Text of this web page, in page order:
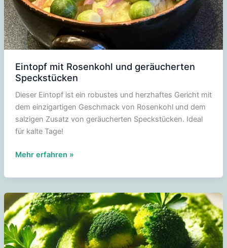
Eintopf mit Rosenkohl und geräucherten
Speckstücken
Dieser Eintopf ist ein robustes und herzhaftes Gericht mit
dem einzigartigen Geschmack von Rosenkohl und dem
salzigen Zusatz von geräucherten Speckstücken. Ideal
für kalte Tage!
Eintopf
Rosenkohl
und
geräucherten
Speckstücken
Mehr erfahren »